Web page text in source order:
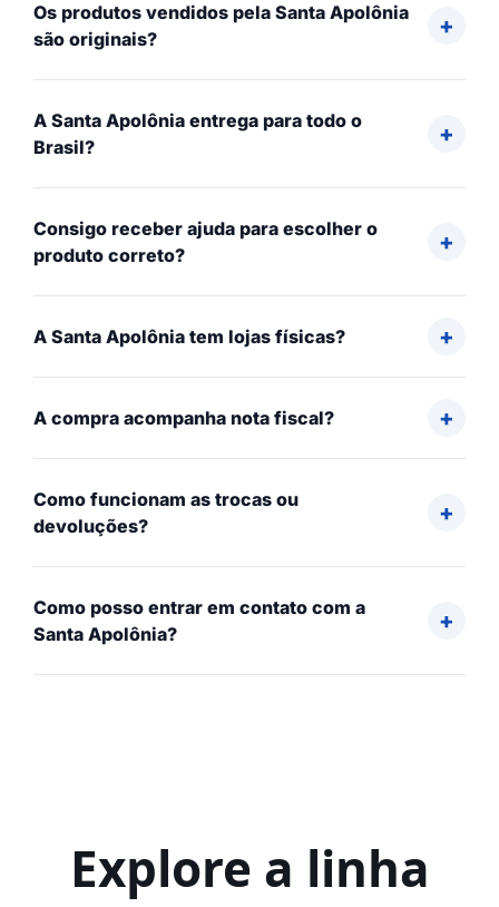
Os produtos vendidos pela Santa Apolônia
são originais?
A Santa Apolônia entrega para todo o
Brasil?
Consigo receber ajuda para escolher o
produto correto?
A Santa Apolônia tem lojas físicas?
A compra acompanha nota fiscal?
Como funcionam as trocas ou
devoluções?
Como posso entrar em contato com a
Santa Apolônia?
Explore a linha